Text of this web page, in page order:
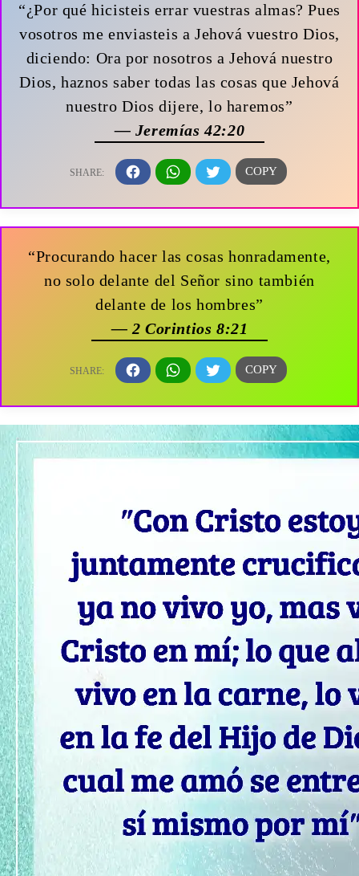
“¿Por qué hicisteis errar vuestras almas? Pues
vosotros me enviasteis a Jehová vuestro Dios,
diciendo: Ora por nosotros a Jehová nuestro
Dios, haznos saber todas las cosas que Jehová
nuestro Dios dijere, lo haremos”
— Jeremías 42:20
“Procurando hacer las cosas honradamente,
no solo delante del Señor sino también
delante de los hombres”
— 2 Corintios 8:21